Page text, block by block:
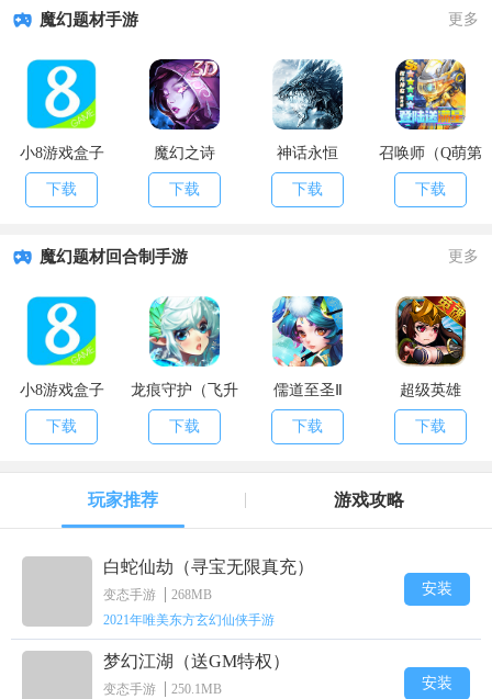
魔幻题材手游 更多
小8游戏盒子
下载
魔幻之诗
下载
神话永恒
下载
召唤师（Q萌第
一放置）
下载
魔幻题材回合制手游 更多
小8游戏盒子
下载
龙痕守护（飞升
版）
下载
儒道至圣Ⅱ
下载
超级英雄
下载
玩家推荐 游戏攻略
白蛇仙劫（寻宝无限真充）
变态手游
268MB
2021年唯美东方玄幻仙侠手游
安装
梦幻江湖（送GM特权）
变态手游
250.1MB
安装